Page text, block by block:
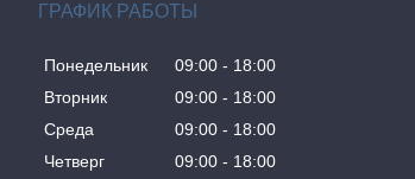
ГРАФИК РАБОТЫ
Понедельник 09:00
18:00
Вторник
09:00
18:00
Среда
09:00
18:00
Четверг
09:00
18:00